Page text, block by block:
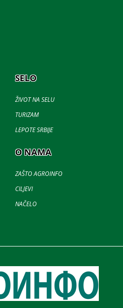
SELO
ŽIVOT NA SELU
TURIZAM
LEPOTE SRBIJE
O NAMA
ZAŠTO AGROINFO
CILJEVI
NAČELO